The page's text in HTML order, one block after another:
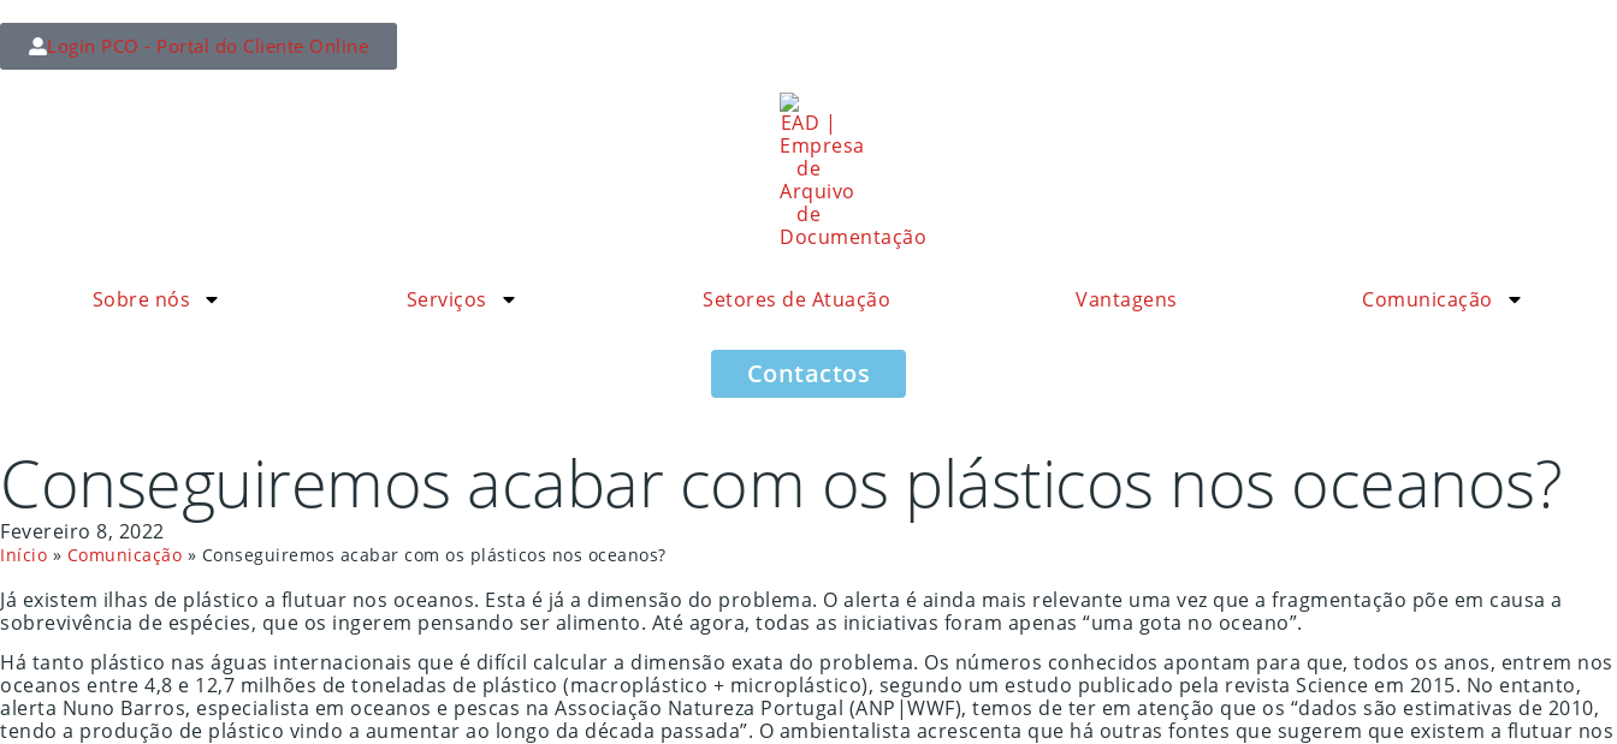
Login PCO - Portal do Cliente Online
Sobre nós Serviços Setores de Atuação Vantagens Comunicação
Contactos
Conseguiremos acabar com os plásticos nos oceanos?
Fevereiro 8, 2022
Início » Comunicação » Conseguiremos acabar com os plásticos nos oceanos?
Já existem ilhas de plástico a flutuar nos oceanos. Esta é já a dimensão do problema. O alerta é ainda mais relevante uma vez que a fragmentação põe em causa a
sobrevivência de espécies, que os ingerem pensando ser alimento. Até agora, todas as iniciativas foram apenas “uma gota no oceano”.
Há tanto plástico nas águas internacionais que é difícil calcular a dimensão exata do problema. Os números conhecidos apontam para que, todos os anos, entrem nos
oceanos entre 4,8 e 12,7 milhões de toneladas de plástico (macroplástico + microplástico), segundo um estudo publicado pela revista Science em 2015. No entanto,
alerta Nuno Barros, especialista em oceanos e pescas na Associação Natureza Portugal (ANP|WWF), temos de ter em atenção que os “dados são estimativas de 2010,
tendo a produção de plástico vindo a aumentar ao longo da década passada”. O ambientalista acrescenta que há outras fontes que sugerem que existem a flutuar nos